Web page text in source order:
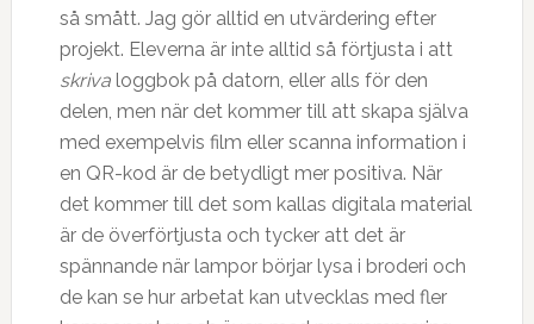
så smått. Jag gör alltid en utvärdering efter
projekt. Eleverna är inte alltid så förtjusta i att
skriva loggbok på datorn, eller alls för den
delen, men när det kommer till att skapa själva
med exempelvis film eller scanna information i
en QR-kod är de betydligt mer positiva. När
det kommer till det som kallas digitala material
är de överförtjusta och tycker att det är
spännande när lampor börjar lysa i broderi och
de kan se hur arbetat kan utvecklas med fler